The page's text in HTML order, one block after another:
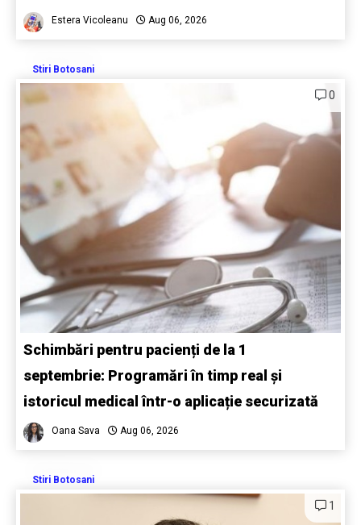
Estera Vicoleanu Aug 06, 2026
Stiri Botosani
0
Schimbări pentru pacienți de la 1
septembrie: Programări în timp real și
istoricul medical într-o aplicație securizată
Oana Sava Aug 06, 2026
Stiri Botosani
1